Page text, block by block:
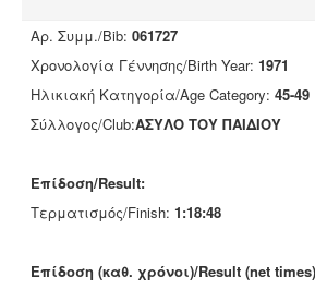
Αρ. Συμμ./Bib: 061727
Χρονολογία Γέννησης/Birth Year: 1971
Ηλικιακή Κατηγορία/Age Category: 45-49
Σύλλογος/Club:ΑΣΥΛΟ ΤΟΥ ΠΑΙΔΙΟΥ
Επίδοση/Result:
Τερματισμός/Finish: 1:18:48
Επίδοση (καθ. χρόνοι)/Result (net